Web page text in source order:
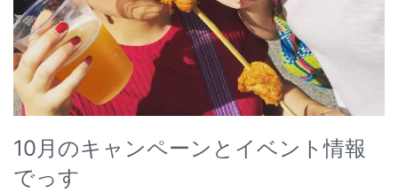
10月のキャンペーンとイベント情報
でっす